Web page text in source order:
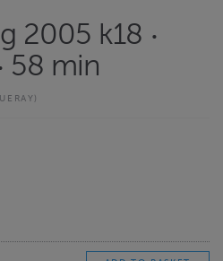
2005 k18 ‧
58 min